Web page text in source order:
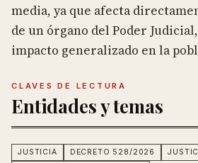
media, ya que afecta
de un órgano del Poder
impacto generalizado en la
CLAVES DE LECTURA
Entidades y temas
JUSTICIA DECRETO 528/2026